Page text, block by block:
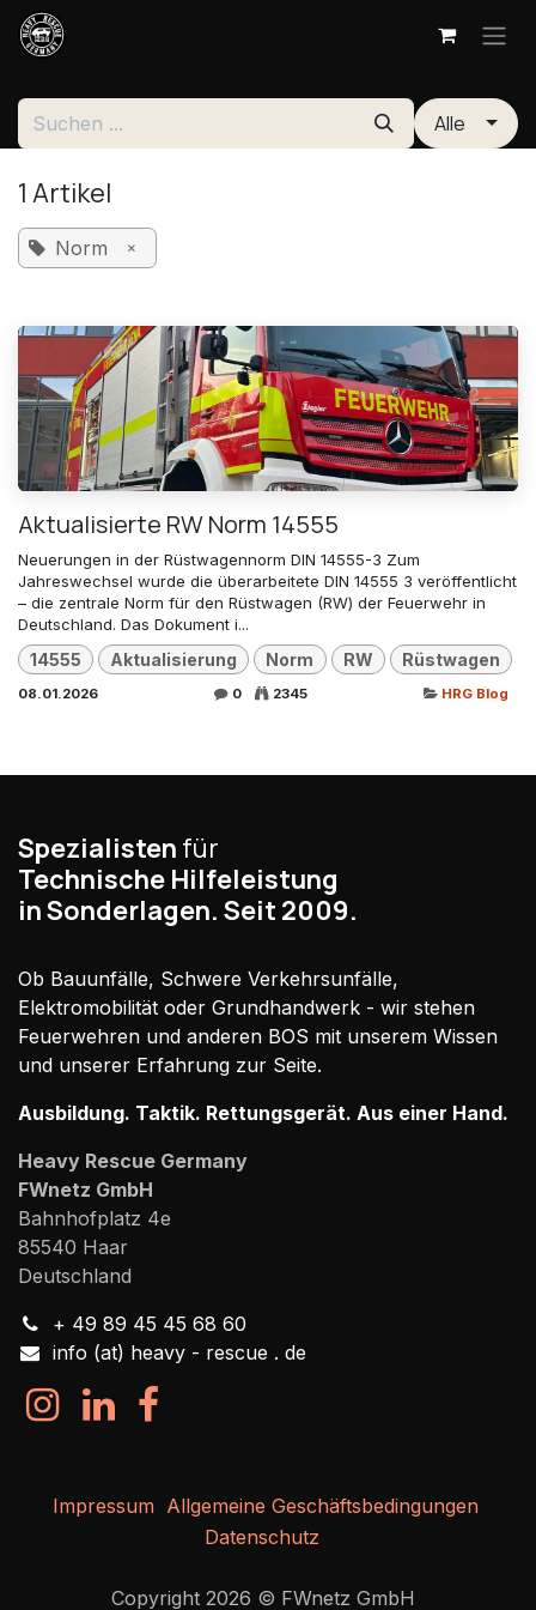
Zum Inhalt springen
Alle
1 Artikel
Norm ×
Aktualisierte RW Norm 14555
Neuerungen in der Rüstwagennorm DIN 14555-3 Zum
Jahreswechsel wurde die überarbeitete DIN 14555 3 veröffentlicht
– die zentrale Norm für den Rüstwagen (RW) der Feuerwehr in
Deutschland. Das Dokument i...
14555 Aktualisierung Norm RW Rüstwagen
08.01.2026 0 2345 HRG Blog
Spezialisten für
Technische Hilfeleistung
in Sonderlagen. Seit 2009.
Ob Bauunfälle, Schwere Verkehrsunfälle,
Elektromobilität oder Grundhandwerk - wir stehen
Feuerwehren und anderen BOS mit unserem Wissen
und unserer Erfahrung zur Seite.
Ausbildung. Taktik. Rettungsgerät. Aus einer Hand.
Heavy Rescue Germany
FWnetz GmbH
Bahnhofplatz 4e
85540 Haar
Deutschland
+ 49 89 45 45 68 60
info (at) heavy - rescue . de
Impressum Allgemeine Geschäftsbedingungen
Datenschutz
Copyright 2026 © FWnetz GmbH